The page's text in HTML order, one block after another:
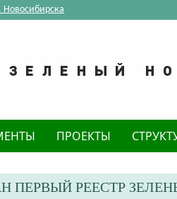
Новосибирска
ПРОЕКТЫ
ПЕРВЫЙ РЕЕСТР